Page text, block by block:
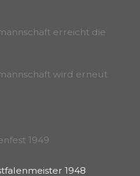
erreicht die
wird erneut
1949